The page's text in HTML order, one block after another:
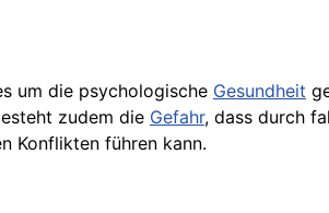
um die psychologische Gesundheit
zudem die Gefahr, dass durch
Konflikten führen kann.